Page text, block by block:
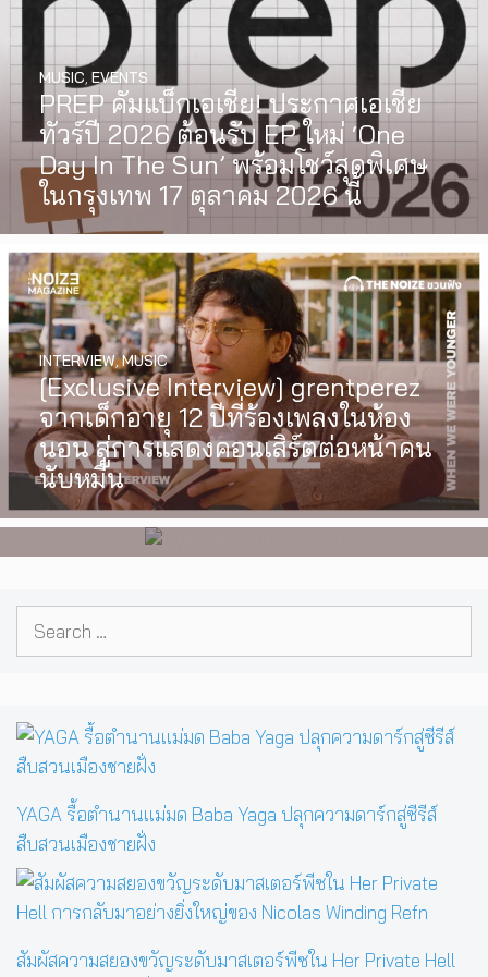
PREP คัมแบ็กเอเชีย! ประกาศเอเชีย
ทัวร์ปี 2026 ต้อนรับ EP ใหม่ ‘One
Day In The Sun’ พร้อมโชว์สุดพิเศษ
ในกรุงเทพ 17 ตุลาคม 2026 นี้
MUSIC EVENTS
[Exclusive Interview] grentperez
จากเด็กอายุ 12 ปีที่ร้องเพลงในห้อง
นอน สู่การแสดงคอนเสิร์ตต่อหน้าคน
นับหมื่น
INTERVIEW,MUSIC
I Wish You All the Best เรื่องราวของ
วัยรุ่นนอนไบนารี่ กับครอบครัวที่เขา
เลือกได้เอง ผลงานการกำกับ
ภาพยนตร์เรื่องแรกของ Tommy
Dorfman
WATCH,LGBTQIAN+
Search
YAGA รื้อตำนานแม่มด Baba Yaga ปลุกความดาร์กสู่ซีรีส์
สืบสวนเมืองชายฝั่ง
สัมผัสความสยองขวัญระดับมาสเตอร์พีซใน Her Private Hell